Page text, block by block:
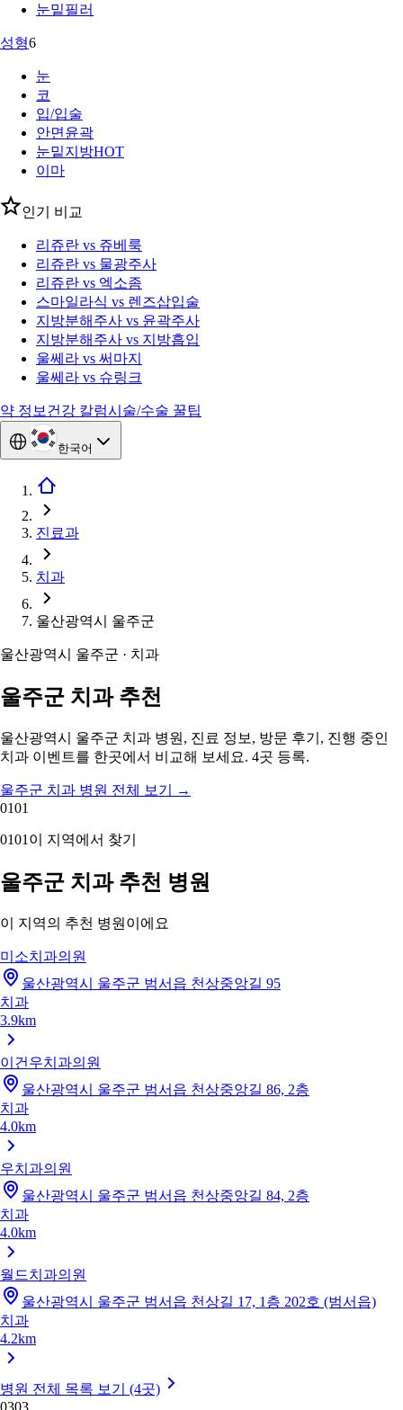
눈밑필러
성형6
눈
코
입/입술
안면윤곽
눈밑지방HOT
이마
인기 비교
리쥬란 vs 쥬베룩
리쥬란 vs 물광주사
리쥬란 vs 엑소좀
스마일라식 vs 렌즈삽입술
지방분해주사 vs 윤곽주사
지방분해주사 vs 지방흡입
울쎄라 vs 써마지
울쎄라 vs 슈링크
약 정보 건강 칼럼시술/수술 꿀팁
한국어
진료과
치과
울산광역시 울주군
울산광역시 울주군 · 치과
울주군 치과 추천
울산광역시 울주군 치과 병원, 진료 정보, 방문 후기, 진행 중인
치과 이벤트를 한곳에서 비교해 보세요. 4곳 등록.
울주군 치과 병원 전체 보기
→
0101
0101 이 지역에서 찾기
울주군 치과 추천 병원
이 지역의 추천 병원이에요
미소치과의원
울산광역시 울주군 범서읍 천상중앙길 95
치과
3.9km
이건우치과의원
울산광역시 울주군 범서읍 천상중앙길 86, 2층
치과
4.0km
우치과의원
울산광역시 울주군 범서읍 천상중앙길 84, 2층
치과
4.0km
월드치과의원
울산광역시 울주군 범서읍 천상길 17, 1층 202호 (범서읍)
치과
4.2km
병원 전체 목록 보기 (4곳)
0303